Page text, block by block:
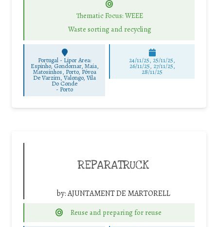
Thematic Focus: WEEE
Waste sorting and recycling
Portugal - Lipor Area:
Espinho, Gondomar, Maia,
Matosinhos, Porto, Póvoa
De Varzim, Valongo, Vila
Do Conde
- Porto
24/11/25, 25/11/25,
26/11/25, 27/11/25,
28/11/25
REPARATRUCK
by:AJUNTAMENT DE MARTORELL
Reuse and preparing for reuse